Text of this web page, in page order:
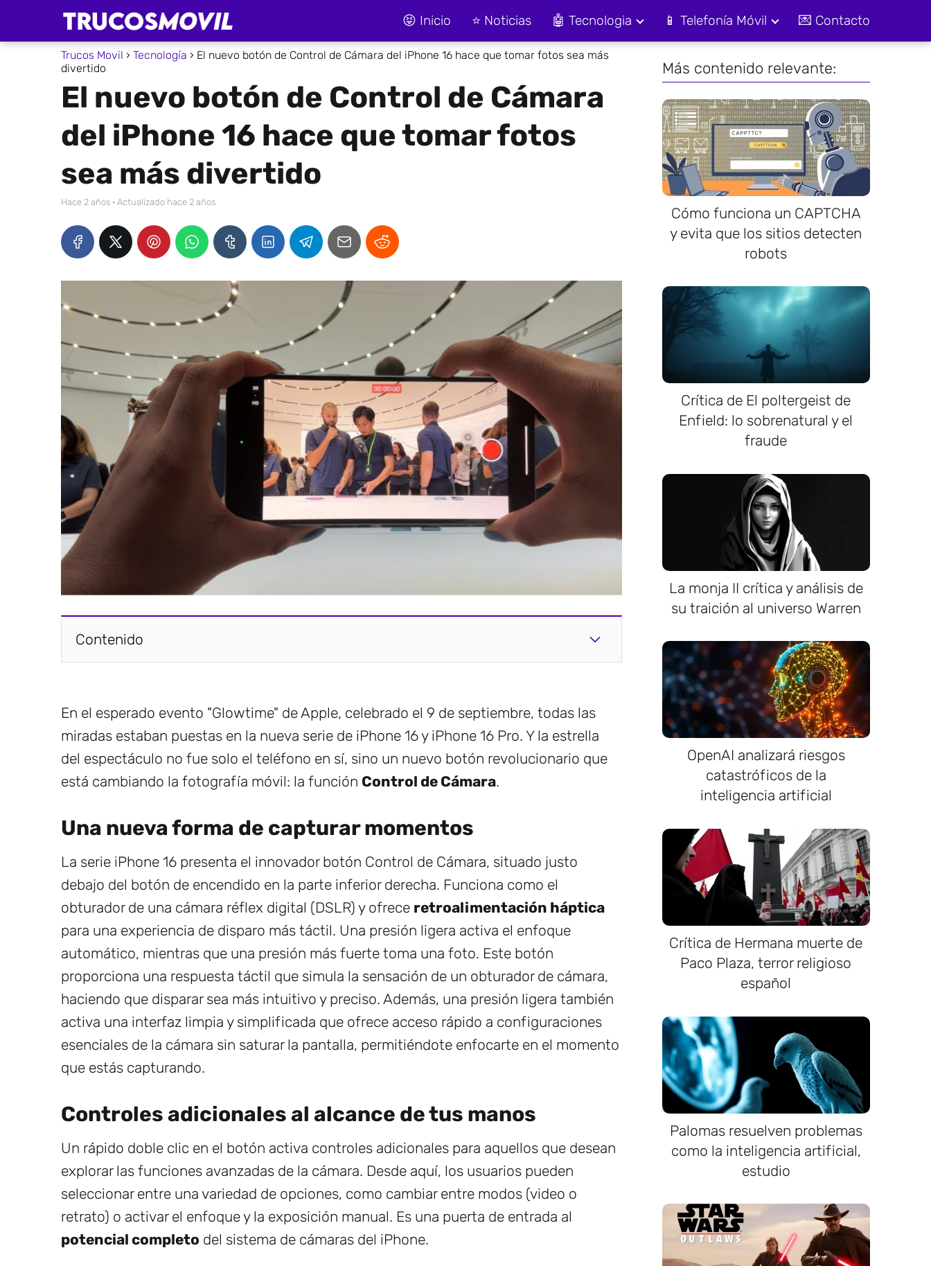
😝 Inicio ⭐ Noticias 🤖 Tecnologia 📱 Telefonía Móvil 💌 Contacto
Trucos Movil Tecnología
El nuevo botón de Control de Cámara del iPhone 16 hace que tomar fotos sea más
divertido
El nuevo botón de Control de Cámara
del iPhone 16 hace que tomar fotos
sea más divertido
hace 2 años · Actualizado hace 2 años
Contenido
En el esperado evento "Glowtime" de Apple, celebrado el 9 de septiembre, todas las
miradas estaban puestas en la nueva serie de iPhone 16 y iPhone 16 Pro. Y la estrella
del espectáculo no fue solo el teléfono en sí, sino un nuevo botón revolucionario que
está cambiando la fotografía móvil: la función Control de Cámara.
Una nueva forma de capturar momentos
La serie iPhone 16 presenta el innovador botón Control de Cámara, situado justo
debajo del botón de encendido en la parte inferior derecha. Funciona como el
obturador de una cámara réflex digital (DSLR) y ofrece retroalimentación háptica
para una experiencia de disparo más táctil. Una presión ligera activa el enfoque
automático, mientras que una presión más fuerte toma una foto. Este botón
proporciona una respuesta táctil que simula la sensación de un obturador de cámara,
haciendo que disparar sea más intuitivo y preciso. Además, una presión ligera también
activa una interfaz limpia y simplificada que ofrece acceso rápido a configuraciones
esenciales de la cámara sin saturar la pantalla, permitiéndote enfocarte en el momento
que estás capturando.
Controles adicionales al alcance de tus manos
Un rápido doble clic en el botón activa controles adicionales para aquellos que desean
explorar las funciones avanzadas de la cámara. Desde aquí, los usuarios pueden
seleccionar entre una variedad de opciones, como cambiar entre modos (video o
retrato) o activar el enfoque y la exposición manual. Es una puerta de entrada al
potencial completo del sistema de cámaras del iPhone.
Más contenido relevante:
Cómo funciona un CAPTCHA
y evita que los sitios detecten
robots
Crítica de El poltergeist de
Enfield: lo sobrenatural y el
fraude
La monja II crítica y análisis de
su traición al universo Warren
OpenAI analizará riesgos
catastróficos de la
inteligencia artificial
Crítica de Hermana muerte de
Paco Plaza, terror religioso
español
Palomas resuelven problemas
como la inteligencia artificial,
estudio